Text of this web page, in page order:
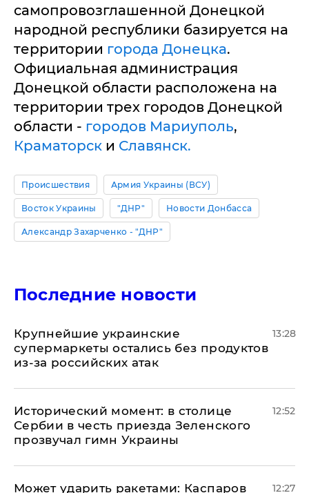
самопровозглашенной Донецкой
народной республики базируется на
территории города Донецка.
Официальная администрация
Донецкой области расположена на
территории трех городов Донецкой
области - городов Мариуполь,
Краматорск и Славянск.
Происшествия Армия Украины (ВСУ)
Восток Украины "ДНР" Новости Донбасса
Александр Захарченко - "ДНР"
Последние новости
Крупнейшие украинские
супермаркеты остались без продуктов
из-за российских атак
13:28
Исторический момент: в столице
Сербии в честь приезда Зеленского
прозвучал гимн Украины
12:52
Может ударить ракетами: Каспаров 12:27